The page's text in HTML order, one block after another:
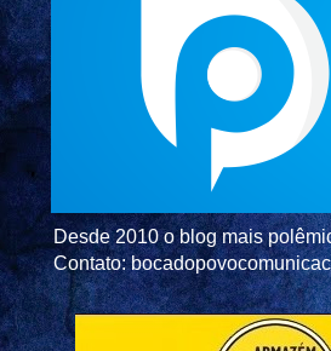
Desde 2010 o blog mais
Contato: